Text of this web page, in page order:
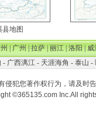
县地图
|广州|拉萨|丽江|洛阳|威
- 广西漓江- 天涯海角 - 泰山 -
侵犯您著作权行为，请及时
©365135.com Inc.All